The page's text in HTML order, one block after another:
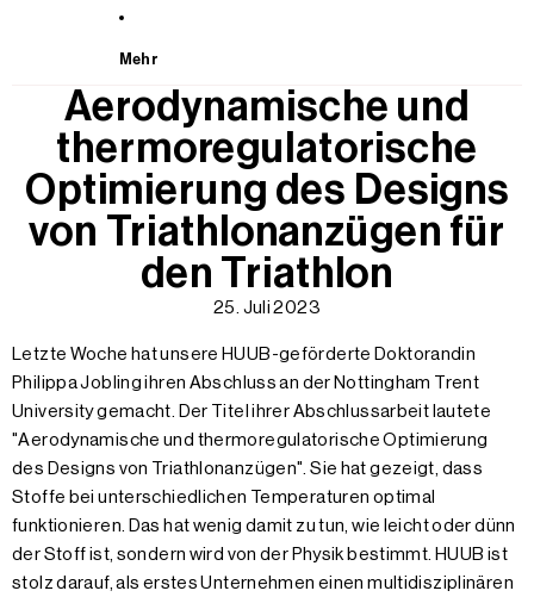
Mehr
Aerodynamische und
thermoregulatorische
Optimierung des Designs
von Triathlonanzügen für
den Triathlon
25. Juli 2023
Letzte Woche hat unsere HUUB-geförderte Doktorandin
Philippa Jobling ihren Abschluss an der Nottingham Trent
University gemacht. Der Titel ihrer Abschlussarbeit lautete
"Aerodynamische und thermoregulatorische Optimierung
des Designs von Triathlonanzügen". Sie hat gezeigt, dass
Stoffe bei unterschiedlichen Temperaturen optimal
funktionieren. Das hat wenig damit zu tun, wie leicht oder dünn
der Stoff ist, sondern wird von der Physik bestimmt. HUUB ist
stolz darauf, als erstes Unternehmen einen multidisziplinären